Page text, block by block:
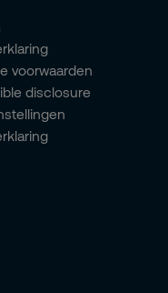
voorwaarden
disclosure